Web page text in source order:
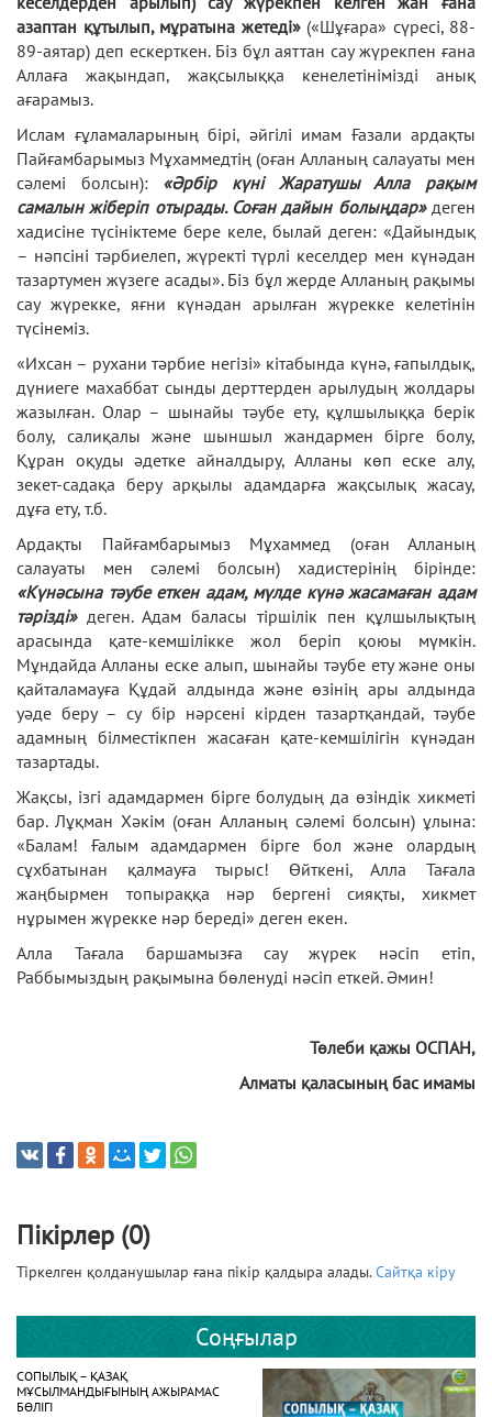
азаптан құтылып, мұратына жетеді»(«Шұғара» сүресі, 88-
89-аятар) деп ескерткен. Біз бұл аяттан сау жүрекпен ғана
Аллаға жақындап, жақсылыққа кенелетінімізді анық
ағарамыз.
Ислам ғұламаларының бірі, әйгілі имам Ғазали ардақты
Пайғамбарымыз Мұхаммедтің (оған Алланың салауаты мен
сәлемі болсын): «Әрбір күні Жаратушы Алла рақым
самалын жіберіп отырады. Соған дайын болыңдар»деген
хадисіне түсініктеме бере келе, былай деген: «Дайындық
– нәпсіні тәрбиелеп, жүректі түрлі кеселдер мен күнәдан
тазартумен жүзеге асады». Біз бұл жерде Алланың рақымы
сау жүрекке, яғни күнәдан арылған жүрекке келетінін
түсінеміз.
«Ихсан – рухани тәрбие негізі» кітабында күнә, ғапылдық,
дүниеге махаббат сынды дерттерден арылудың жолдары
жазылған. Олар – шынайы тәубе ету, құлшылыққа берік
болу, салиқалы және шыншыл жандармен бірге болу,
Құран оқуды әдетке айналдыру, Алланы көп еске алу,
зекет-садақа беру арқылы адамдарға жақсылық жасау,
дұға ету, т.б.
Ардақты Пайғамбарымыз Мұхаммед (оған Алланың
салауаты мен сәлемі болсын) хадистерінің бірінде:
«Күнәсына тәубе еткен адам, мүлде күнә жасамаған адам
тәрізді»деген. Адам баласы тіршілік пен құлшылықтың
арасында қате-кемшілікке жол беріп қоюы мүмкін.
Мұндайда Алланы еске алып, шынайы тәубе ету және оны
қайталамауға Құдай алдында және өзінің ары алдында
уәде беру – су бір нәрсені кірден тазартқандай, тәубе
адамның білместікпен жасаған қате-кемшілігін күнәдан
тазартады.
Жақсы, ізгі адамдармен бірге болудың да өзіндік хикметі
бар. Лұқман Хәкім (оған Алланың сәлемі болсын) ұлына:
«Балам! Ғалым адамдармен бірге бол және олардың
сұхбатынан қалмауға тырыс! Өйткені, Алла Тағала
жаңбырмен топыраққа нәр бергені сияқты, хикмет
нұрымен жүрекке нәр береді» деген екен.
Алла Тағала баршамызға сау жүрек нәсіп етіп,
Раббымыздың рақымына бөленуді нәсіп еткей. Әмин!
Төлеби қажы ОСПАН,
Алматы қаласының бас имамы
Пікірлер (0)
Тіркелген қолданушылар ғана пікір қалдыра алады.Сайтқа кіру
Соңғылар
СОПЫЛЫҚ – ҚАЗАҚ
МҰСЫЛМАНДЫҒЫНЫҢ АЖЫРАМАС
БӨЛІГІ